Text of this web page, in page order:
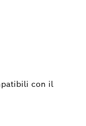
con il